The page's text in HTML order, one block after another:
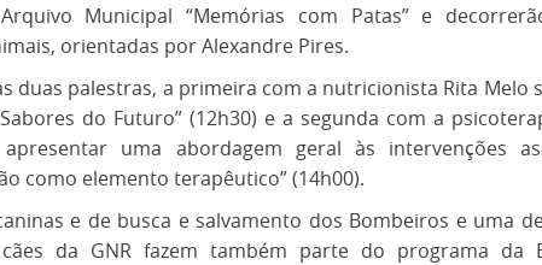
Municipal “Memórias com Patas” e
orientadas por Alexandre Pires.
duas palestras, a primeira com a nutricionista Rita Melo
do Futuro” (12h30) e a segunda com a
uma abordagem geral às intervenções
como elemento terapêutico” (14h00).
e de busca e salvamento dos Bombeiros e uma
da GNR fazem também parte do programa da